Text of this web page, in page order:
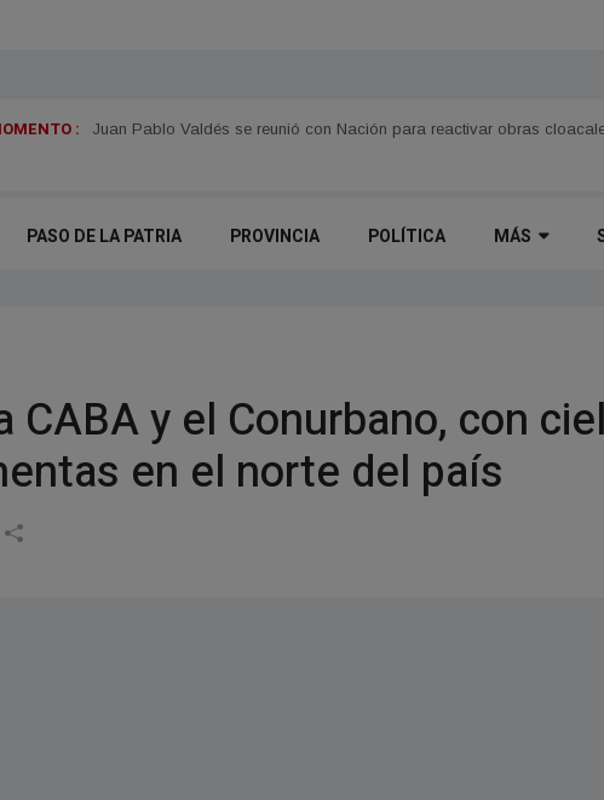
: Se promocionó la 61.ª Fiesta Nacional de la Pesca del Dorado en
PASO DE LA PATRIA PROVINCIA POLÍTICA MÁS
CABA y el Conurbano, con
en el norte del país